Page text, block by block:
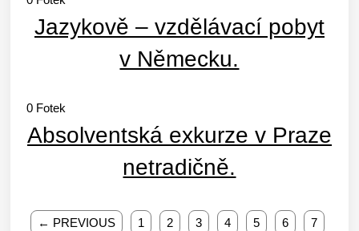
Jazykově – vzdělávací pobyt
v Německu.
0 Fotek
Absolventská exkurze v Praze
netradičně.
← PREVIOUS 1 2 3 4 5 6 7